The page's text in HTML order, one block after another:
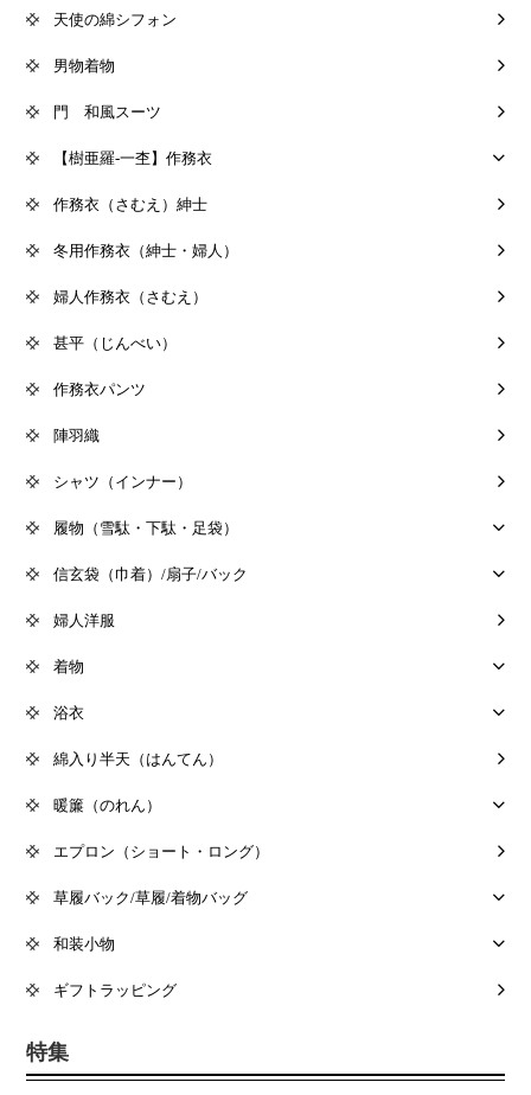
天使の綿シフォン
男物着物
門 和風スーツ
【樹亜羅-一杢】作務衣
作務衣（さむえ）紳士
冬用作務衣（紳士・婦人）
婦人作務衣（さむえ）
甚平（じんべい）
作務衣パンツ
陣羽織
シャツ（インナー）
履物（雪駄・下駄・足袋）
信玄袋（巾着）/扇子/バック
婦人洋服
着物
浴衣
綿入り半天（はんてん）
暖簾（のれん）
エプロン（ショート・ロング）
草履バック/草履/着物バッグ
和装小物
ギフトラッピング
特集